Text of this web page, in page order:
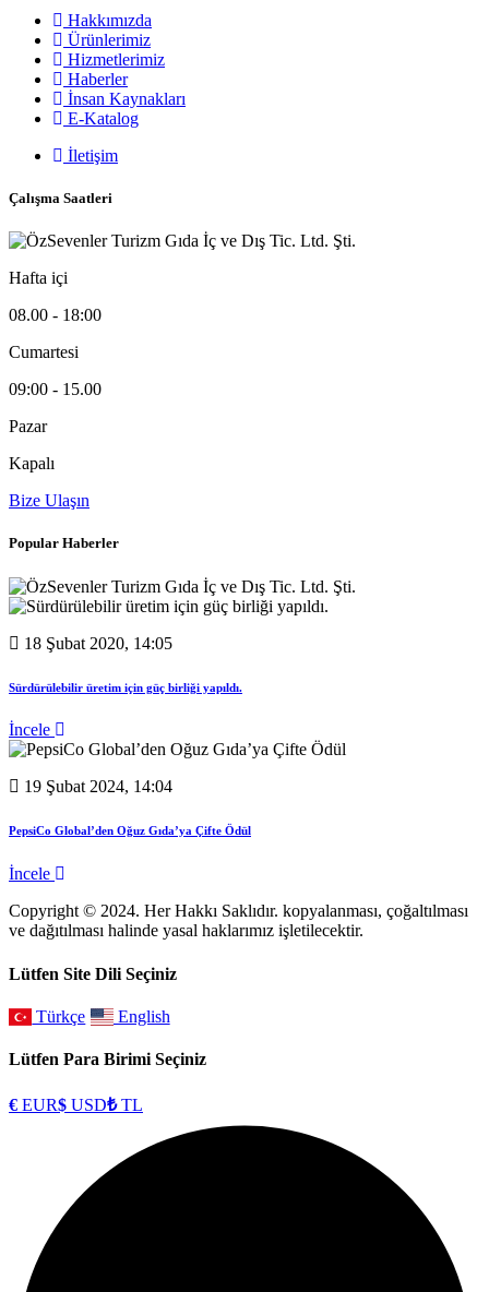
Hakkımızda
Ürünlerimiz
Hizmetlerimiz
Haberler
İnsan Kaynakları
E-Katalog
İletişim
Çalışma Saatleri
Hafta içi
08.00 - 18:00
Cumartesi
09:00 - 15.00
Pazar
Kapalı
Bize Ulaşın
Popular Haberler
18 Şubat 2020, 14:05
Sürdürülebilir üretim için güç birliği yapıldı.
İncele
19 Şubat 2024, 14:04
PepsiCo Global’den Oğuz Gıda’ya Çifte Ödül
İncele
Copyright © 2024. Her Hakkı Saklıdır. kopyalanması, çoğaltılması
ve dağıtılması halinde yasal haklarımız işletilecektir.
Lütfen Site Dili Seçiniz
Türkçe English
Lütfen Para Birimi Seçiniz
€ EUR$ USD₺TL